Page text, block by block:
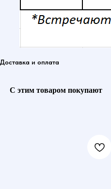
Доставка и оплата
С этим товаром покупают